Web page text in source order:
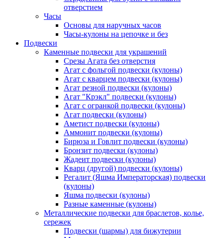
отверстием
Часы
Основы для наручных часов
Часы-кулоны на цепочке и без
Подвески
Каменные подвески для украшений
Срезы Агата без отверстия
Агат с фольгой подвески (кулоны)
Агат с кварцем подвески (кулоны)
Агат резной подвески (кулоны)
Агат "Крэкл" подвески (кулоны)
Агат с огранкой подвески (кулоны)
Агат подвески (кулоны)
Аметист подвески (кулоны)
Аммонит подвески (кулоны)
Бирюза и Говлит подвески (кулоны)
Бронзит подвески (кулоны)
Жадеит подвески (кулоны)
Кварц (другой) подвески (кулоны)
Регалит (Яшма Императорская) подвески
(кулоны)
Яшма подвески (кулоны)
Разные каменные (кулоны)
Металлические подвески для браслетов, колье,
сережек
Подвески (шармы) для бижутерии